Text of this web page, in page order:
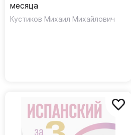
месяца
Кустиков Михаил Михайлович